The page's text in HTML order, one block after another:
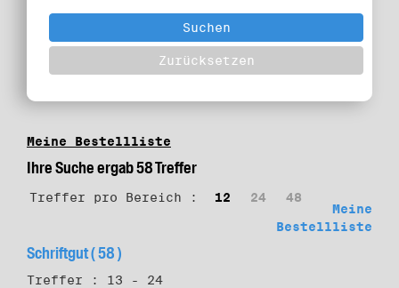
Meine Bestellliste
Ihre Suche ergab 58 Treffer
Treffer pro Bereich : 12 24
48
Meine
Bestellliste
Schriftgut ( 58 )
Treffer : 13 - 24